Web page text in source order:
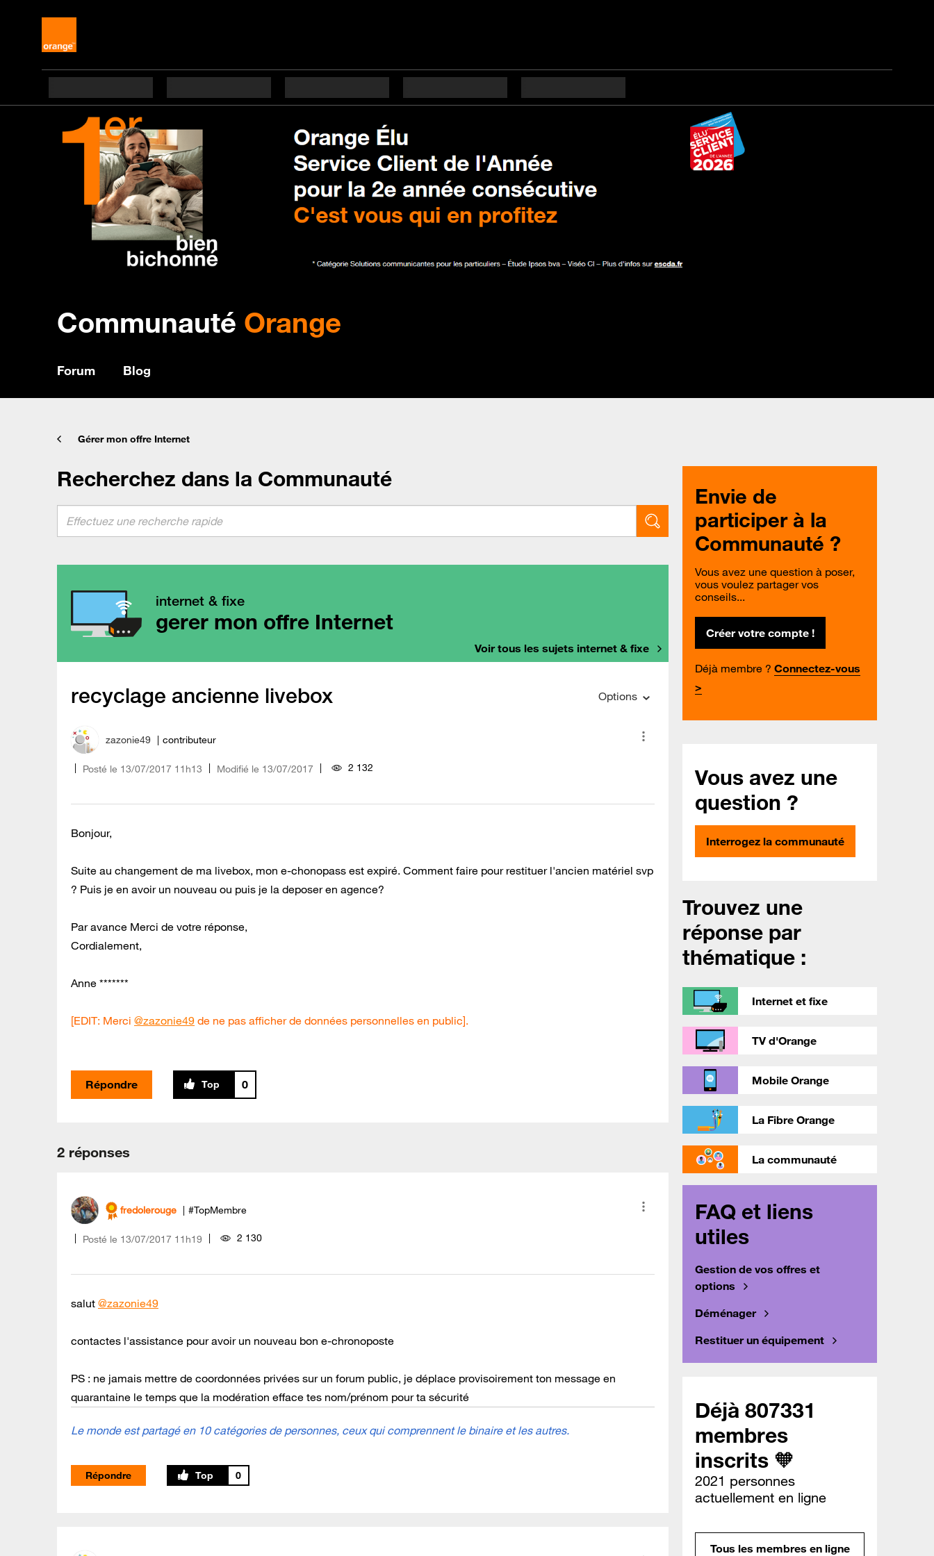
Communauté Orange
Forum Blog
Gérer mon offre Internet
Recherchez dans la Communauté
internet & fixe
gerer mon offre Internet
Voir tous les sujets internet & fixe
recyclage ancienne livebox Options
zazonie49 contributeur
Posté le ‎13/07/2017 11h13 Modifié le 13/07/2017 2 132
Bonjour,
Suite au changement de ma livebox, mon e-chonopass est expiré. Comment faire pour restituer l'ancien matériel svp
? Puis je en avoir un nouveau ou puis je la deposer en agence?
Par avance Merci de votre réponse,
Cordialement,
Anne *******
[EDIT: Merci @zazonie49 de ne pas afficher de données personnelles en public].
Répondre 0
2 réponses
fredolerouge #TopMembre
Posté le ‎13/07/2017 11h19 2 130
salut @zazonie49
contactes l'assistance pour avoir un nouveau bon e-chronoposte
PS : ne jamais mettre de coordonnées privées sur un forum public, je déplace provisoirement ton message en
quarantaine le temps que la modération efface tes nom/prénom pour ta sécurité
Le monde est partagé en 10 catégories de personnes, ceux qui comprennent le binaire et les autres.
Répondre 0
Envie de
participer à la
Communauté ?
Vous avez une question à poser,
vous voulez partager vos
conseils...
Créer votre compte !
Déjà membre ? Connectez-vous
>
Vous avez une
question ?
Interrogez la communauté
Trouvez une
réponse par
thématique :
Internet et fixe
TV d'Orange
Mobile Orange
La Fibre Orange
La communauté
FAQ et liens
utiles
Gestion de vos offres et
options
Déménager
Restituer un équipement
Déjà 807331
membres
inscrits 🧡
2021 personnes
actuellement en ligne
Tous les membres en ligne